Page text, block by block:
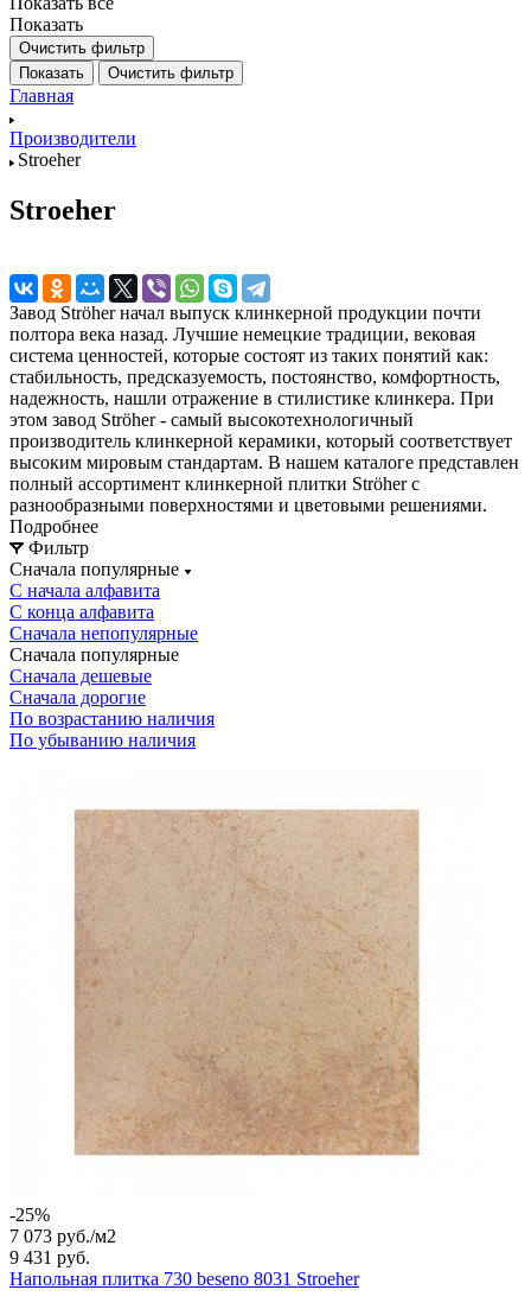
Показать
Очистить фильтр
Показать
Очистить фильтр
Главная
Производители
Stroeher
Stroeher
Завод Ströher начал выпуск клинкерной продукции почти
полтора века назад. Лучшие немецкие традиции, вековая
система ценностей, которые состоят из таких понятий как:
стабильность, предсказуемость, постоянство, комфортность,
надежность, нашли отражение в стилистике клинкера. При
этом завод Ströher - самый высокотехнологичный
производитель клинкерной керамики, который соответствует
высоким мировым стандартам. В нашем каталоге представлен
полный ассортимент клинкерной плитки Ströher с
разнообразными поверхностями и цветовыми решениями.
Подробнее
Фильтр
Сначала популярные
С начала алфавита
С конца алфавита
Сначала непопулярные
Сначала популярные
Сначала дешевые
Сначала дорогие
По возрастанию наличия
По убыванию наличия
-25%
7 073 руб./м2
9 431 руб.
Напольная плитка 730 beseno 8031 Stroeher